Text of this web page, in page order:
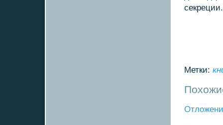
секреции.
Метки: